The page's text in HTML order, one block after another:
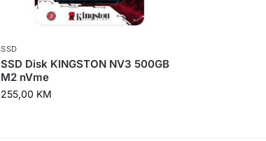
SSD
SSD Disk KINGSTON NV3 500GB
M2 nVme
255,00 KM